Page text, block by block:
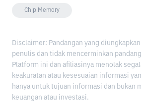
Chip Memory
Disclaimer: Pandangan yang
penulis dan tidak mencerminkan
Platform ini dan afiliasinya menolak
keakuratan atau kesesuaian informasi
hanya untuk tujuan informasi dan bukan
keuangan atau investasi.